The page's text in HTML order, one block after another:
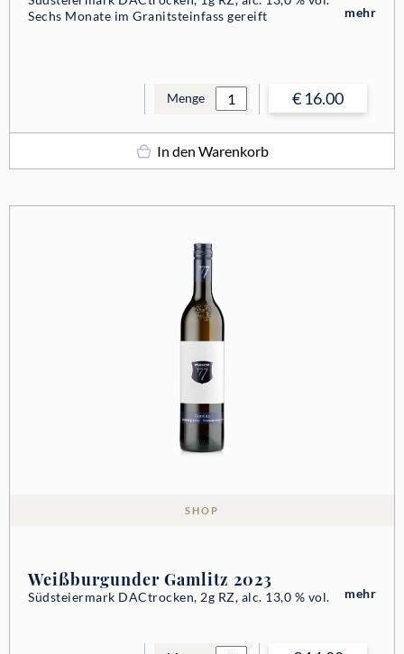
Sechs Monate im Granitsteinfass gereift
mehr
Menge € 16.00
In den Warenkorb
SHOP
Weißburgunder Gamlitz 2023
Südsteiermark DACtrocken, 2g RZ, alc. 13,0 % vol. mehr